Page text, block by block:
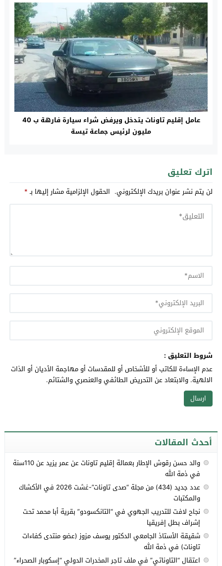
عامل إقليم تاونات يتدخل ويرفض شراء سيارة فارهة ب 40
مليون لرئيس جماعة تيسة
اترك تعليق
لن يتم نشر عنوان بريدك الإلكتروني. الحقول الإلزامية مشار إليها بـ*
شروط التعليق :
عدم الإساءة للكاتب أو للأشخاص أو للمقدسات أو مهاجمة الأديان أو الذات
الالهية. والابتعاد عن التحريض الطائفي والعنصري والشتائم.
أحدث المقالات
والد حسن رقوش الإطار بعمالة إقليم تاونات عن عمر يزيد عن 110سنة
في ذمة الله
عدد جديد (434) من مجلة “صدى تاونات”-غشت 2026 في الأكشاك
والمكتبات
نجاح لافت للتدريب الجهوي في “التانكسودو” بقرية أبا محمد تحت
إشراف بطل إفريقيا
شقيقة الأستاذ الجامعي الدكتور يوسف مزوز (عضو منتدى كفاءات
تاونات) في ذمة الله
اعتقال “التاوناتي” في ملف تاجر المخدرات الدولي “إسكوبار الصحراء”